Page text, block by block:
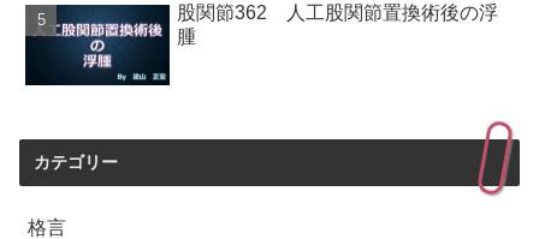
股関節362 人工股関節置換術後の浮
腫
カテゴリー
格言